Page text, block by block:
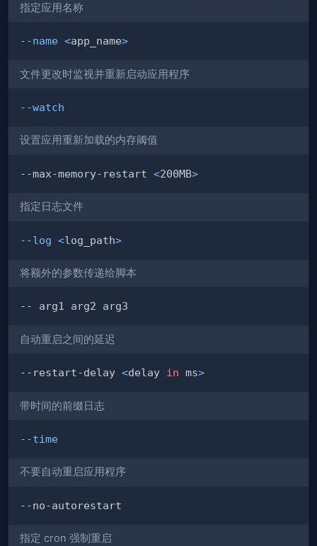
指定应用名称
--name <app_name>
文件更改时监视并重新启动应用程序
--watch
设置应用重新加载的内存阈值
--max-memory-restart <200MB>
指定日志文件
--log <log_path>
将额外的参数传递给脚本
自动重启之间的延迟
--restart-delay <delay in ms>
带时间的前缀日志
--time
不要自动重启应用程序
指定 cron 强制重启